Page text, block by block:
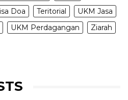
Doa Teritorial
UKM Jasa
UKM Perdagangan Ziarah